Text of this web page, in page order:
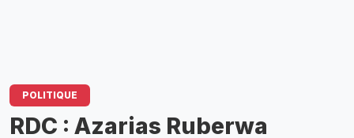
POLITIQUE
RDC : Azarias Ruberwa